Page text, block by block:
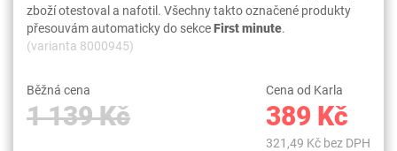
zboží otestoval a nafotil. Všechny takto označené produkty
přesouvám automaticky do sekceFirst minute.
(varianta 8000945)
Běžná cena
1 139 Kč
Cena od Karla
389 Kč
321,49 Kč bez DPH